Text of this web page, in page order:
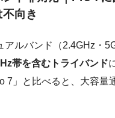
向き
アルバンド（2.4GHz・
帯を含むトライバンド
7」と比べると、大容量